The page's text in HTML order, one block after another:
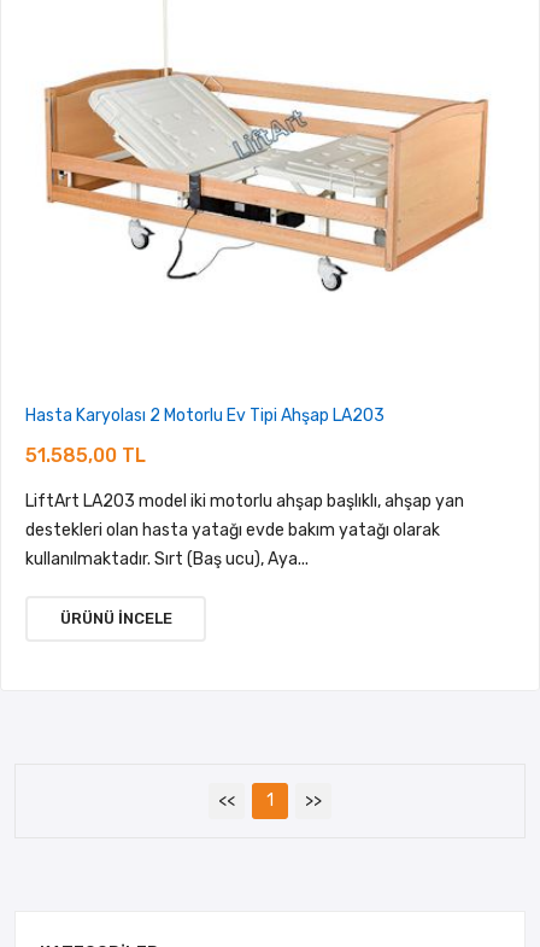
Hasta Karyolası 2 Motorlu Ev Tipi Ahşap LA203
51.585,00 TL
LiftArt LA203 model iki motorlu ahşap başlıklı, ahşap yan
destekleri olan hasta yatağı evde bakım yatağı olarak
kullanılmaktadır. Sırt (Baş ucu), Aya...
ÜRÜNÜ İNCELE
<< 1 >>